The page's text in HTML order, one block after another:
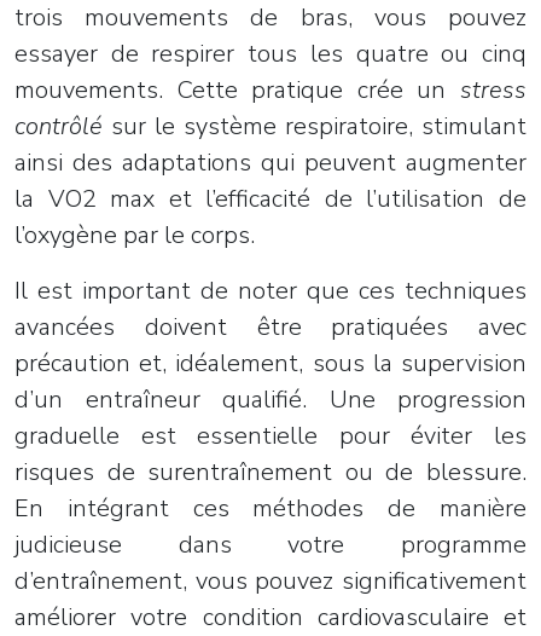
trois mouvements de bras, vous pouvez
essayer de respirer tous les quatre ou cinq
mouvements. Cette pratique crée un stress
contrôlé sur le système respiratoire, stimulant
ainsi des adaptations qui peuvent augmenter
la VO2 max et l’efficacité de l’utilisation de
l’oxygène par le corps.
Il est important de noter que ces techniques
avancées doivent être pratiquées avec
précaution et, idéalement, sous la supervision
d’un entraîneur qualifié. Une progression
graduelle est essentielle pour éviter les
risques de surentraînement ou de blessure.
En intégrant ces méthodes de manière
judicieuse dans votre programme
d’entraînement, vous pouvez significativement
améliorer votre condition cardiovasculaire et